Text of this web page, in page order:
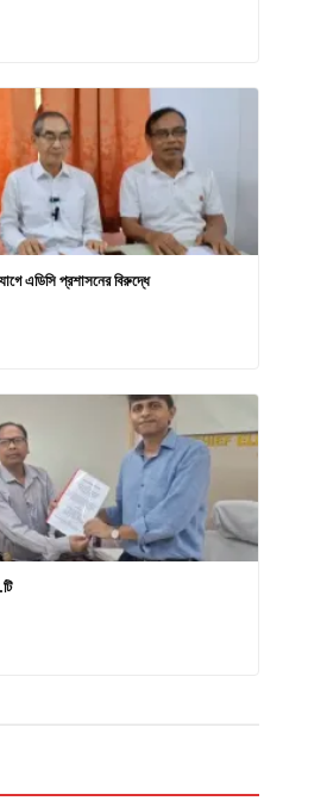
এডিসি প্রশাসনের বিরুদ্ধে